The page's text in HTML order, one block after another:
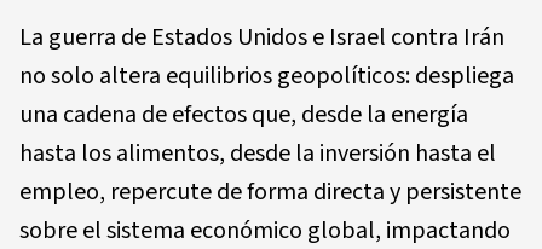
La guerra de Estados Unidos e Israel contra Irán
no solo altera equilibrios geopolíticos: despliega
una cadena de efectos que, desde la energía
hasta los alimentos, desde la inversión hasta el
empleo, repercute de forma directa y persistente
sobre el sistema económico global, impactando